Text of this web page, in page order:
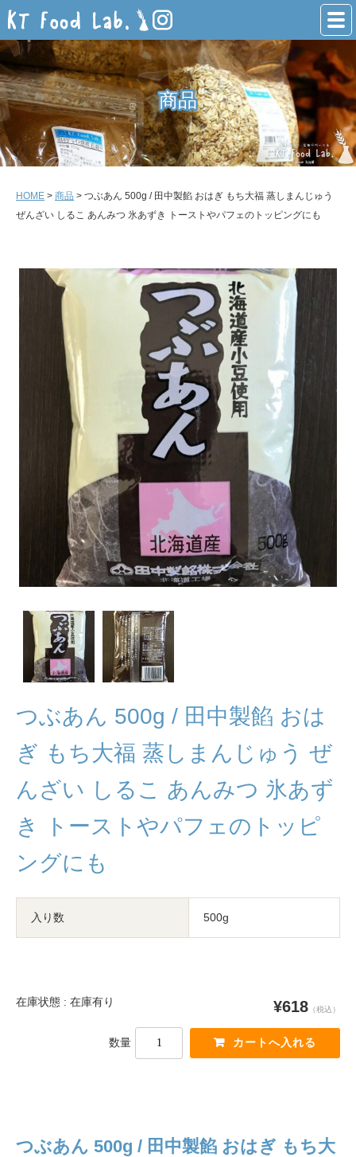
商品
商品
HOME > 商品 > つぶあん 500g / 田中製餡 おはぎ もち大福 蒸しまんじゅう
ぜんざい しるこ あんみつ 氷あずき トーストやパフェのトッピングにも
つぶあん 500g / 田中製餡 おは
ぎ もち大福 蒸しまんじゅう ぜ
んざい しるこ あんみつ 氷あず
き トーストやパフェのトッピ
ングにも
入り数 500g
在庫状態 : 在庫有り ¥618 （税込）
数量
つぶあん 500g / 田中製餡 おはぎ もち大